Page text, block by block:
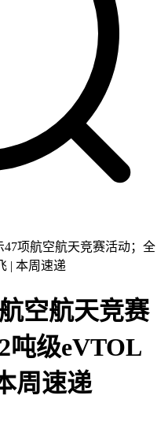
47项航空航天竞赛活动；全
| 本周速递
空航天竞赛
吨级eVTOL
周速递